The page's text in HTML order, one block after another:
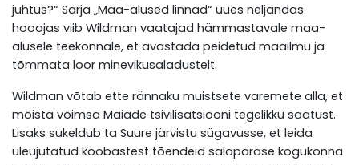
juhtus?“ Sarja „Maa-alused linnad“ uues neljandas
hooajas viib Wildman vaatajad hämmastavale maa-
alusele teekonnale, et avastada peidetud maailmu ja
tõmmata loor minevikusaladustelt.
Wildman võtab ette rännaku muistsete varemete alla, et
mõista võimsa Maiade tsivilisatsiooni tegelikku saatust.
Lisaks sukeldub ta Suure järvistu sügavusse, et leida
üleujutatud koobastest tõendeid salapärase kogukonna